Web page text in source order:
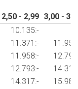
2,50 - 2,99 3,00 -
10.135:-
11.371:-
11.958:-
12.793:-
14.317:-